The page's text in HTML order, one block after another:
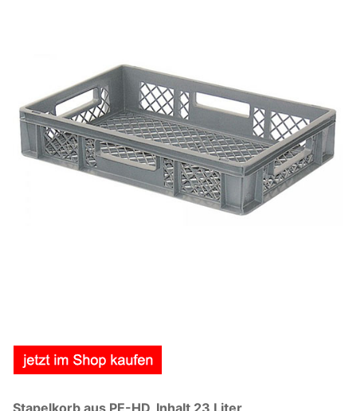
Stapelkorb aus PE-HD, Inhalt 23 Liter